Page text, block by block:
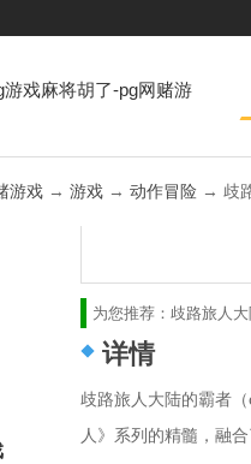
游戏麻将胡了-pg网赌游
游戏 → 游戏 → 动作冒险 → 歧
为您推荐： 歧路旅人
详情
歧路旅人大陆的霸者
人》系列的精髓，融